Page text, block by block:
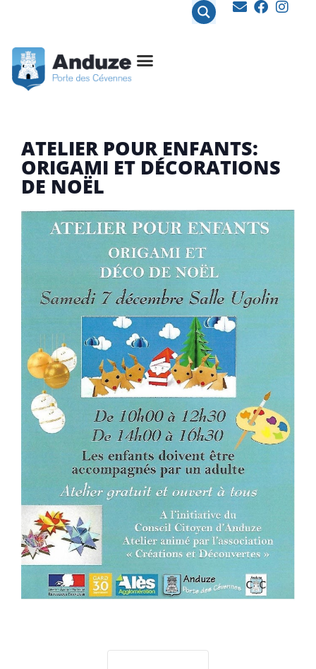
ATELIER POUR ENFANTS:
ORIGAMI ET DÉCORATIONS
DE NOËL